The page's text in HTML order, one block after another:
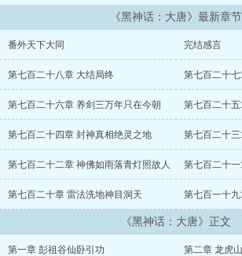
法天象地从贞观到天宝，他是李世民亦师亦友
《黑神话：大唐》最新章节
番外天下大同 完结感言
第七百二十八章 大结局终 第七百二十
第七百二十六章 养剑三万年只在今朝 第七百二十
第七百二十四章 封神真相绝灵之地 第七百二十
第七百二十二章 神佛如雨落青灯照故人 第七百二十
第七百二十章 雷法洗地神目洞天 第七百一十
《黑神话：大唐》正文
第一章 彭祖谷仙卧引功 第二章 龙虎